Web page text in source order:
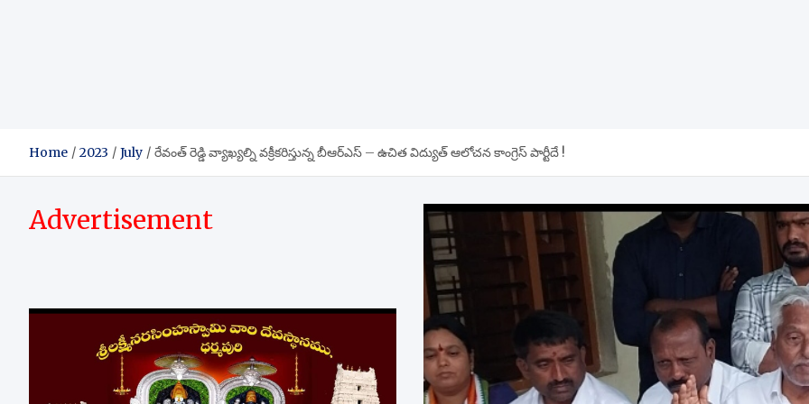
Home 2023 July రేవంత్ రెడ్డి వ్యాఖ్యల్ని వక్రీకరిస్తున్న బీఆర్ఎస్ – ఉచిత విద్యుత్ ఆలోచన కాంగ్రెస్ పార్టీదే !
Advertisement